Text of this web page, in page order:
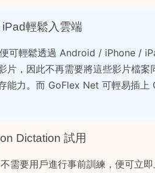
輕鬆入雲端
可輕鬆透過 Android / iPhone /
片，因此不再需要將這些影片檔
能力。而 GoFlex Net 可輕易插
Dictation 試用
要用戶進行事前訓練，便可立